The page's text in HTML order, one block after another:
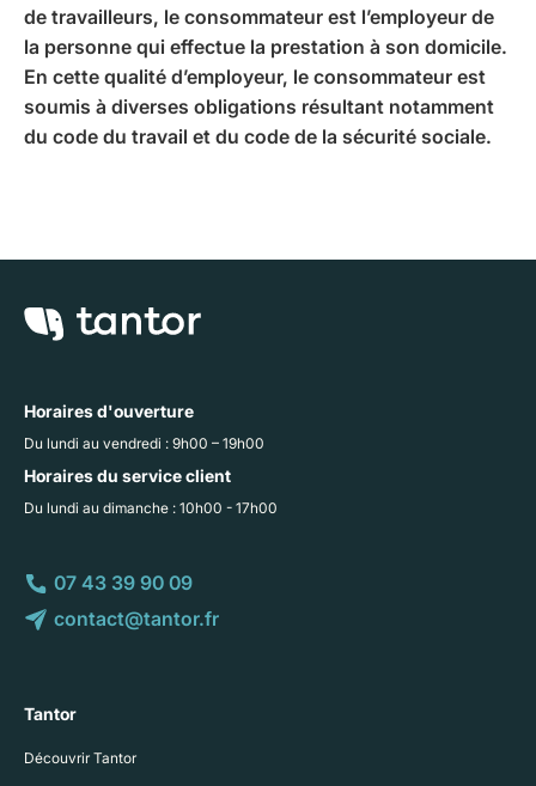
de travailleurs, le consommateur est l’employeur de
la personne qui effectue la prestation à son domicile.
En cette qualité d’employeur, le consommateur est
soumis à diverses obligations résultant notamment
du code du travail et du code de la sécurité sociale.
Horaires d'ouverture
Du lundi au vendredi : 9h00 – 19h00
Horaires du service client
Du lundi au dimanche : 10h00 - 17h00
07 43 39 90 09
contact@tantor.fr
Tantor
Découvrir Tantor